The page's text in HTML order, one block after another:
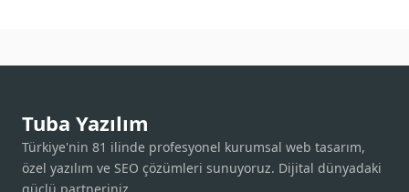
Tuba Yazılım
Türkiye'nin 81 ilinde profesyonel kurumsal web tasarım,
özel yazılım ve SEO çözümleri sunuyoruz. Dijital dünyadaki